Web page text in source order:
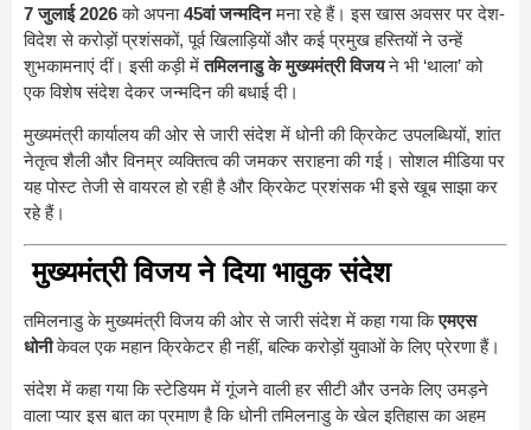
7 जुलाई 2026को अपना45वां जन्मदिनमना रहे हैं। इस खास अवसर पर देश-
विदेश से करोड़ों प्रशंसकों, पूर्व खिलाड़ियों और कई प्रमुख हस्तियों ने उन्हें
शुभकामनाएं दीं। इसी कड़ी मेंतमिलनाडु के मुख्यमंत्री विजयने भी ‘थाला’ को
एक विशेष संदेश देकर जन्मदिन की बधाई दी।
मुख्यमंत्री कार्यालय की ओर से जारी संदेश में धोनी की क्रिकेट उपलब्धियों, शांत
नेतृत्व शैली और विनम्र व्यक्तित्व की जमकर सराहना की गई। सोशल मीडिया पर
यह पोस्ट तेजी से वायरल हो रही है और क्रिकेट प्रशंसक भी इसे खूब साझा कर
रहे हैं।
मुख्यमंत्री विजय ने दिया भावुक संदेश
तमिलनाडु के मुख्यमंत्री विजय की ओर से जारी संदेश में कहा गया किएमएस
धोनीकेवल एक महान क्रिकेटर ही नहीं, बल्कि करोड़ों युवाओं के लिए प्रेरणा हैं।
संदेश में कहा गया कि स्टेडियम में गूंजने वाली हर सीटी और उनके लिए उमड़ने
वाला प्यार इस बात का प्रमाण है कि धोनी तमिलनाडु के खेल इतिहास का अहम